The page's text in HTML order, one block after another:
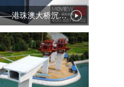
八万吨沉管迁跃——港珠澳大桥沉管浮运